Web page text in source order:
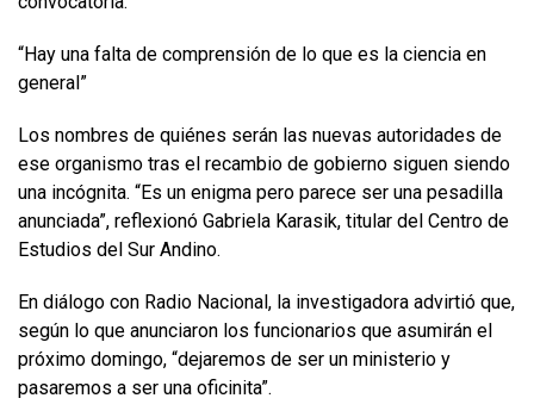
“Hay una falta de comprensión de lo que es la ciencia en
general”
Los nombres de quiénes serán las nuevas autoridades de
ese organismo tras el recambio de gobierno siguen siendo
una incógnita. “Es un enigma pero parece ser una pesadilla
anunciada”, reflexionó Gabriela Karasik, titular del Centro de
Estudios del Sur Andino.
En diálogo con Radio Nacional, la investigadora advirtió que,
según lo que anunciaron los funcionarios que asumirán el
próximo domingo, “dejaremos de ser un ministerio y
pasaremos a ser una oficinita”.